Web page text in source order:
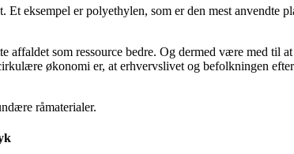
eksempel er polyethylen, som er den mest anvendte
affaldet som ressource bedre. Og dermed være med
økonomi er, at erhvervslivet og befolkningen
råmaterialer.